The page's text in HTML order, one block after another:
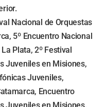
Nacional de Orquestas
5º Encuentro Nacional
Plata, 2º Festival
Juveniles en Misiones,
Juveniles,
Encuentro